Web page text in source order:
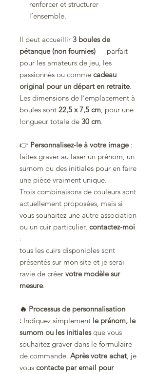
renforcer et structurer
l’ensemble.
Il peut accueillir 3 boules de
pétanque (non fournies) — parfait
pour les amateurs de jeu, les
passionnés ou comme cadeau
original pour un départ en retraite.
Les dimensions de l’emplacement à
boules sont 22,5 x 7,5 cm, pour une
longueur totale de 30 cm.
👉 Personnalisez-le à votre image:
faites graver au laser un prénom, un
surnom ou des initiales pour en faire
une pièce vraiment unique.
Trois combinaisons de couleurs sont
actuellement proposées, mais si
vous souhaitez une autre association
ou un cuir particulier, contactez-moi
:
tous les cuirs disponibles sont
présentés sur mon site et je serai
ravie de créer votre modèle sur
mesure.
🔥 Processus de personnalisation
: Indiquez simplement le prénom, le
surnom ou les initialesque vous
souhaitez graver dans le formulaire
de commande. Après votre achat, je
vous contacte par email pour